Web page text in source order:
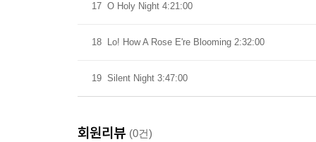
17 O Holy Night 4:21:00
18 Lo! How A Rose E're Blooming 2:32:00
19 Silent Night 3:47:00
회원리뷰 (0건)